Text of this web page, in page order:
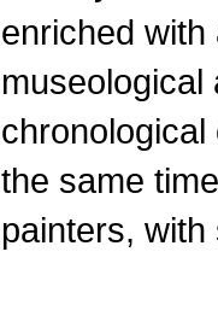
enriched
museological
chronological
the same
painters,